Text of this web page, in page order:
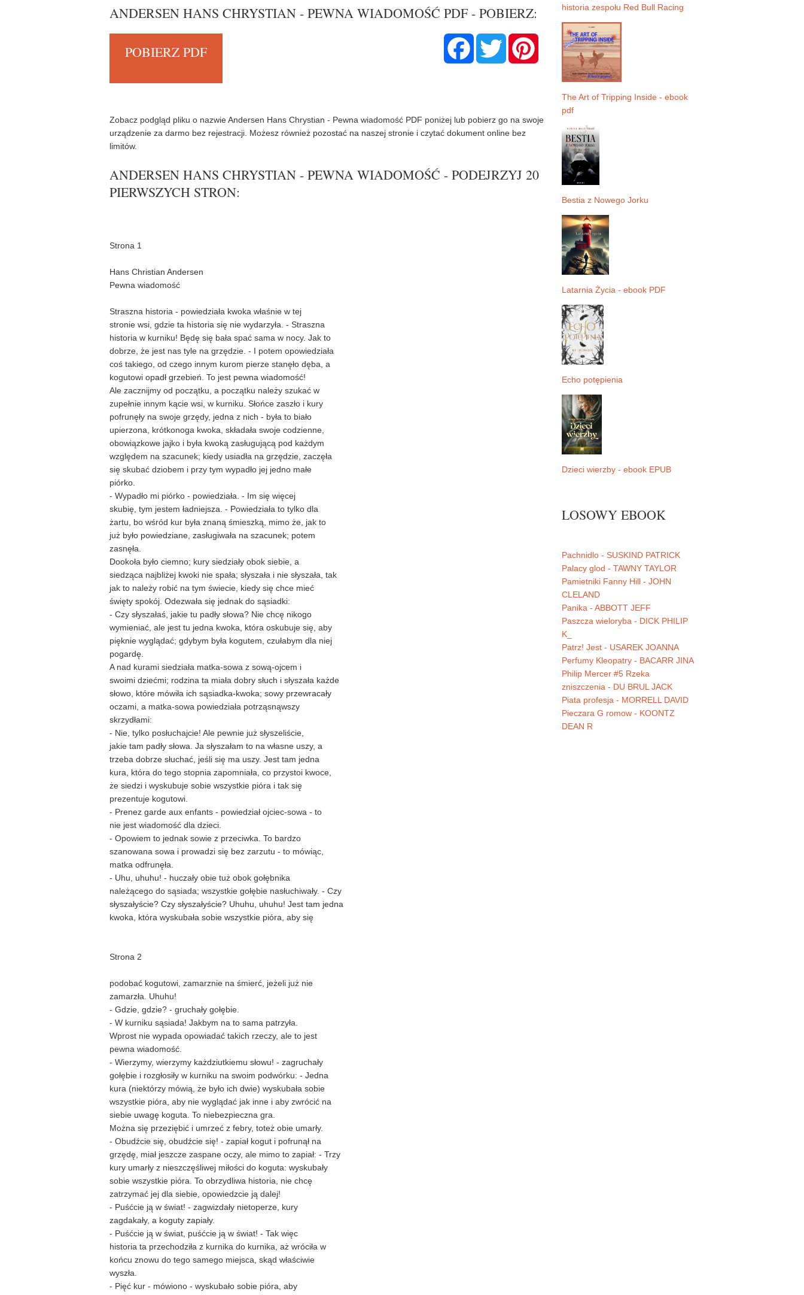
ANDERSEN HANS CHRYSTIAN - PEWNA WIADOMOŚĆ PDF - POBIERZ:
POBIERZ PDF
F
T
w
t
Zobacz podgląd pliku o nazwie Andersen Hans Chrystian - Pewna wiadomość PDF poniżej lub pobierz go na swoje
urządzenie za darmo bez rejestracji. Możesz również pozostać na naszej stronie i czytać dokument online bez
limitów.
ANDERSEN HANS CHRYSTIAN - PEWNA WIADOMOŚĆ - PODEJRZYJ 20
PIERWSZYCH STRON:
Strona 1
Hans Christian Andersen
Pewna wiadomość
Straszna historia - powiedziała kwoka właśnie w tej
stronie wsi, gdzie ta historia się nie wydarzyła. - Straszna
historia w kurniku! Będę się bała spać sama w nocy. Jak to
dobrze, że jest nas tyle na grzędzie. - I potem opowiedziała
coś takiego, od czego innym kurom pierze stanęło dęba, a
kogutowi opadł grzebień. To jest pewna wiadomość!
Ale zacznijmy od początku, a początku należy szukać w
zupełnie innym kącie wsi, w kurniku. Słońce zaszło i kury
pofrunęły na swoje grzędy, jedna z nich - była to biało
upierzona, krótkonoga kwoka, składała swoje codzienne,
obowiązkowe jajko i była kwoką zasługującą pod każdym
względem na szacunek; kiedy usiadła na grzędzie, zaczęła
się skubać dziobem i przy tym wypadło jej jedno małe
piórko.
- Wypadło mi piórko - powiedziała. - Im się więcej
skubię, tym jestem ładniejsza. - Powiedziała to tylko dla
żartu, bo wśród kur była znaną śmieszką, mimo że, jak to
już było powiedziane, zasługiwała na szacunek; potem
zasnęła.
Dookoła było ciemno; kury siedziały obok siebie, a
siedząca najbliżej kwoki nie spała; słyszała i nie słyszała, tak
jak to należy robić na tym świecie, kiedy się chce mieć
święty spokój. Odezwała się jednak do sąsiadki:
- Czy słyszałaś, jakie tu padły słowa? Nie chcę nikogo
wymieniać, ale jest tu jedna kwoka, która oskubuje się, aby
pięknie wyglądać; gdybym była kogutem, czułabym dla niej
pogardę.
A nad kurami siedziała matka-sowa z sową-ojcem i
swoimi dziećmi; rodzina ta miała dobry słuch i słyszała każde
słowo, które mówiła ich sąsiadka-kwoka; sowy przewracały
oczami, a matka-sowa powiedziała potrząsnąwszy
skrzydłami:
- Nie, tylko posłuchajcie! Ale pewnie już słyszeliście,
jakie tam padły słowa. Ja słyszałam to na własne uszy, a
trzeba dobrze słuchać, jeśli się ma uszy. Jest tam jedna
kura, która do tego stopnia zapomniała, co przystoi kwoce,
że siedzi i wyskubuje sobie wszystkie pióra i tak się
prezentuje kogutowi.
- Prenez garde aux enfants - powiedział ojciec-sowa - to
nie jest wiadomość dla dzieci.
- Opowiem to jednak sowie z przeciwka. To bardzo
szanowana sowa i prowadzi się bez zarzutu - to mówiąc,
matka odfrunęła.
- Uhu, uhuhu! - huczały obie tuż obok gołębnika
należącego do sąsiada; wszystkie gołębie nasłuchiwały. - Czy
słyszałyście? Czy słyszałyście? Uhuhu, uhuhu! Jest tam jedna
kwoka, która wyskubała sobie wszystkie pióra, aby się
Strona 2
podobać kogutowi, zamarznie na śmierć, jeżeli już nie
zamarzła. Uhuhu!
- Gdzie, gdzie? - gruchały gołębie.
- W kurniku sąsiada! Jakbym na to sama patrzyła.
Wprost nie wypada opowiadać takich rzeczy, ale to jest
pewna wiadomość.
- Wierzymy, wierzymy każdziutkiemu słowu! - zagruchały
gołębie i rozgłosiły w kurniku na swoim podwórku: - Jedna
kura (niektórzy mówią, że było ich dwie) wyskubała sobie
wszystkie pióra, aby nie wyglądać jak inne i aby zwrócić na
siebie uwagę koguta. To niebezpieczna gra.
Można się przeziębić i umrzeć z febry, toteż obie umarły.
- Obudźcie się, obudźcie się! - zapiał kogut i pofrunął na
grzędę, miał jeszcze zaspane oczy, ale mimo to zapiał: - Trzy
kury umarły z nieszczęśliwej miłości do koguta: wyskubały
sobie wszystkie pióra. To obrzydliwa historia, nie chcę
zatrzymać jej dla siebie, opowiedzcie ją dalej!
- Puśćcie ją w świat! - zagwizdały nietoperze, kury
zagdakały, a koguty zapiały.
- Puśćcie ją w świat, puśćcie ją w świat! - Tak więc
historia ta przechodziła z kurnika do kurnika, aż wróciła w
końcu znowu do tego samego miejsca, skąd właściwie
wyszła.
- Pięć kur - mówiono - wyskubało sobie pióra, aby
historia zespołu Red Bull Racing
The Art of Tripping Inside - ebook
pdf
Bestia z Nowego Jorku
Latarnia Życia - ebook PDF
Echo potępienia
Dzieci wierzby - ebook EPUB
LOSOWY EBOOK
Pachnidlo - SUSKIND PATRICK
Palacy glod - TAWNY TAYLOR
Pamietniki Fanny Hill - JOHN
CLELAND
Panika - ABBOTT JEFF
Paszcza wieloryba - DICK PHILIP
K_
Patrz! Jest - USAREK JOANNA
Perfumy Kleopatry - BACARR JINA
Philip Mercer #5 Rzeka
zniszczenia - DU BRUL JACK
Piata profesja - MORRELL DAVID
Pieczara G romow - KOONTZ
DEAN R